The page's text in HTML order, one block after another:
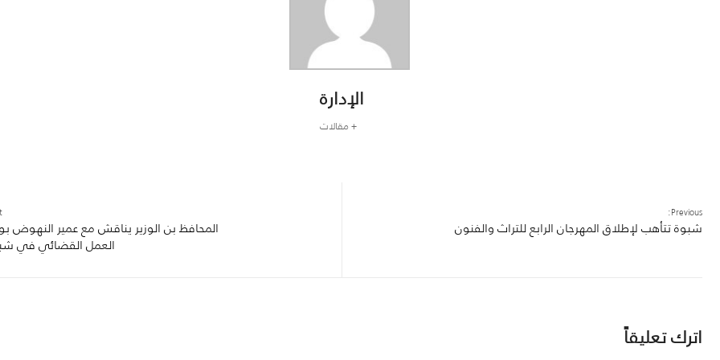
الإدارة
+ مقالات
Previous:
شبوة تتأهب لإطلاق المهرجان الرابع للتراث والفنون
المحافظ بن الوزير يناقش مع عمير النهوض
العمل القضائي في
اترك تعليقاً